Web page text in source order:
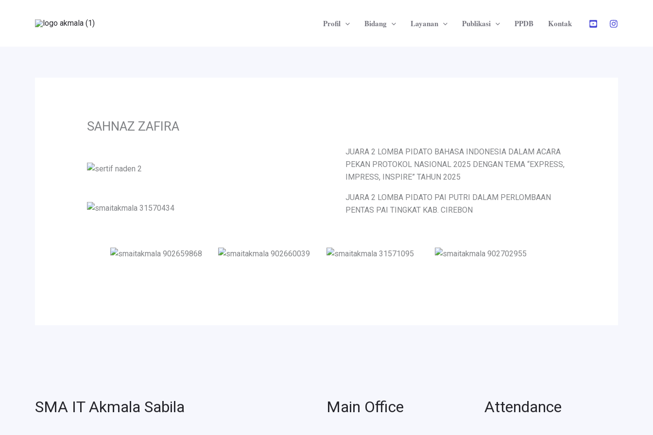
Profil Bidang Layanan Publikasi PPDB Kontak
SAHNAZ ZAFIRA
JUARA 2 LOMBA PIDATO BAHASA INDONESIA DALAM ACARA
PEKAN PROTOKOL NASIONAL 2025 DENGAN TEMA “EXPRESS,
IMPRESS, INSPIRE” TAHUN 2025
JUARA 2 LOMBA PIDATO PAI PUTRI DALAM PERLOMBAAN
PENTAS PAI TINGKAT KAB. CIREBON
SMA IT Akmala Sabila Main Office Attendance